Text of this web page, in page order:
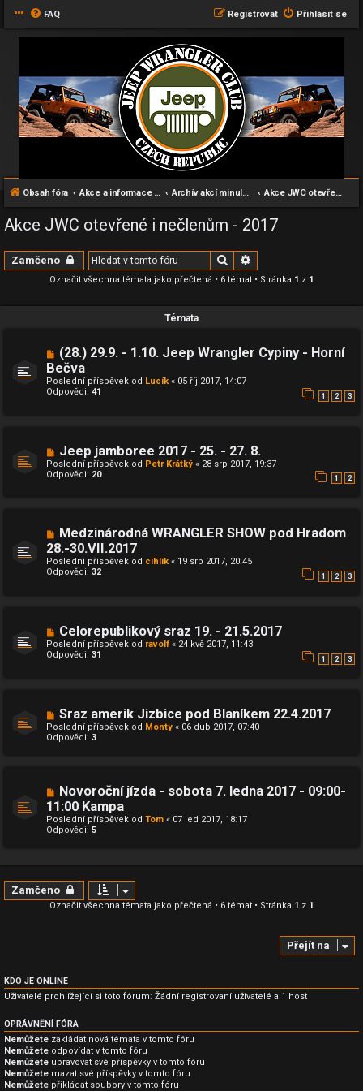
FAQ Přihlásit se
Registrovat
Obsah fóra Akce a informace pro všechny příznivce Wranglerů Archív akcí minulých let Akce JWC otevřené i nečlenům - 2017
Akce JWC otevřené i nečlenům - 2017
Zamčeno Hledat
Označit všechna témata jako přečtená • 6 témat • Stránka 1 z 1
Témata
(28.) 29.9. - 1.10. Jeep Wrangler Cypiny - Horní
Bečva
Poslední příspěvek od Lucík« 05 říj 2017, 14:07
Odpovědi: 41 1 2 3
Jeep jamboree 2017 - 25. - 27. 8.
Poslední příspěvek od Petr Krátký « 28 srp 2017, 19:37
Odpovědi: 20 1 2
Medzinárodná WRANGLER SHOW pod Hradom
28.-30.VII.2017
Poslední příspěvek od cihlík« 19 srp 2017, 20:45
Odpovědi: 32 1 2 3
Celorepublikový sraz 19. - 21.5.2017
Poslední příspěvek od ravolf « 24 kvě 2017, 11:43
Odpovědi: 31 1 2 3
Sraz amerik Jizbice pod Blaníkem 22.4.2017
Poslední příspěvek od Monty « 06 dub 2017, 07:40
Odpovědi: 3
Novoroční jízda - sobota 7. ledna 2017 - 09:00-
11:00 Kampa
Poslední příspěvek od Tom « 07 led 2017, 18:17
Odpovědi: 5
Zamčeno
Označit všechna témata jako přečtená • 6 témat • Stránka 1 z 1
Přejít na
KDO JE ONLINE
Uživatelé prohlížející si toto fórum: Žádní registrovaní uživatelé a 1 host
OPRÁVNĚNÍ FÓRA
Nemůžete zakládat nová témata v tomto fóru
Nemůžete odpovídat v tomto fóru
Nemůžete upravovat své příspěvky v tomto fóru
Nemůžete mazat své příspěvky v tomto fóru
Nemůžete přikládat soubory v tomto fóru